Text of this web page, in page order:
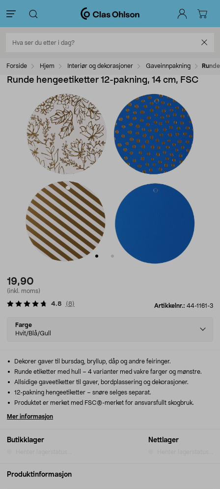
Forside Hjem Interiør og dekorasjoner Gaveinnpakning
Runde hengeetiketter 12-pakning, 14 cm, FSC
19,90
(inkl. moms)
Artikkelnr.: 44-1161-3
4.8 (8)
Select
variant
Farge
Hvit/Blå/Gull
Butikklager Nettlager
Dekorer gaver til bursdag, bryllup, dåp og andre feiringer.
Runde etiketter med hull – 4 varianter med vakre farger og mønstre.
Allsidige gaveetiketter til gaver, bordplassering og dekorasjoner.
12-pakning hengeetiketter – snøre selges separat.
Produktet er merket med FSC®-merket for ansvarsfullt skogbruk.
Mer informasjon
Produktinformasjon